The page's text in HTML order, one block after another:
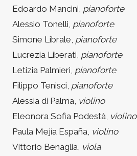
Edoardo Mancini, pianoforte
Alessio Tonelli, pianoforte
Simone Librale, pianoforte
Lucrezia Liberati, pianoforte
Letizia Palmieri, pianoforte
Filippo Tenisci, pianoforte
Alessia di Palma, violino
Eleonora Sofia Podestà, violino
Paula Mejía España, violino
Vittorio Benaglia, viola